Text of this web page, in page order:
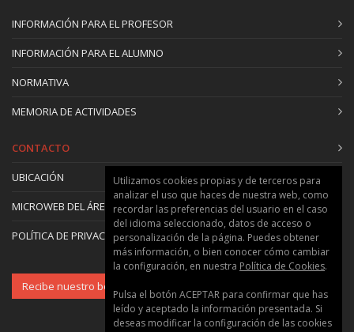
INFORMACIÓN PARA EL PROFESOR
INFORMACIÓN PARA EL ALUMNO
NORMATIVA
MEMORIA DE ACTIVIDADES
CONTACTO
UBICACIÓN
MICROWEB DEL ÁREA
POLÍTICA DE PRIVACIDAD Y COOKIES
Recibe nuestro boletín
Utilizamos cookies propias y de terceros para
analizar el uso que haces de nuestra web, como
recordar las preferencias del usuario en el caso
del idioma seleccionado, datos de acceso o
personalización de la página. Puedes obtener
más información, o bien conocer cómo cambiar
la configuración, en nuestra Política de Cookies.
Pulsa el botón ACEPTAR para confirmar que has
leído y aceptado la información presentada. Si
deseas modificar la configuración de las cookies